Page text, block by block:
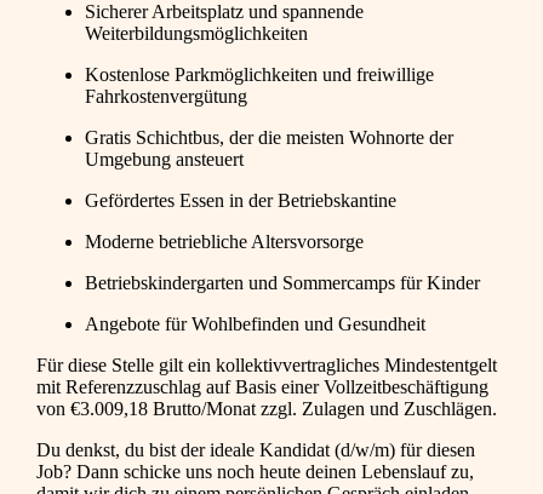
Sicherer Arbeitsplatz und spannende
Weiterbildungsmöglichkeiten
Kostenlose Parkmöglichkeiten und freiwillige
Fahrkostenvergütung
Gratis Schichtbus, der die meisten Wohnorte der
Umgebung ansteuert
Gefördertes Essen in der Betriebskantine
Moderne betriebliche Altersvorsorge
Betriebskindergarten und Sommercamps für Kinder
Angebote für Wohlbefinden und Gesundheit
Für diese Stelle gilt ein kollektivvertragliches Mindestentgelt
mit Referenzzuschlag auf Basis einer Vollzeitbeschäftigung
von €3.009,18 Brutto/Monat zzgl. Zulagen und Zuschlägen.
Du denkst, du bist der ideale Kandidat (d/w/m) für diesen
Job? Dann schicke uns noch heute deinen Lebenslauf zu,